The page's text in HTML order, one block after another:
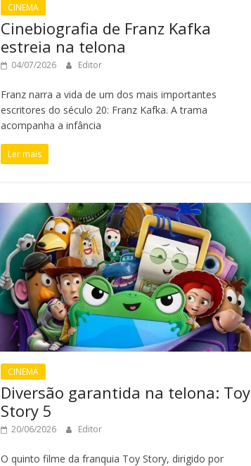
CINEMA
Cinebiografia de Franz Kafka
estreia na telona
04/07/2026 Editor
Franz narra a vida de um dos mais importantes
escritores do século 20: Franz Kafka. A trama
acompanha a infância
Ler mais
CINEMA
Diversão garantida na telona: Toy
Story 5
20/06/2026 Editor
O quinto filme da franquia Toy Story, dirigido por